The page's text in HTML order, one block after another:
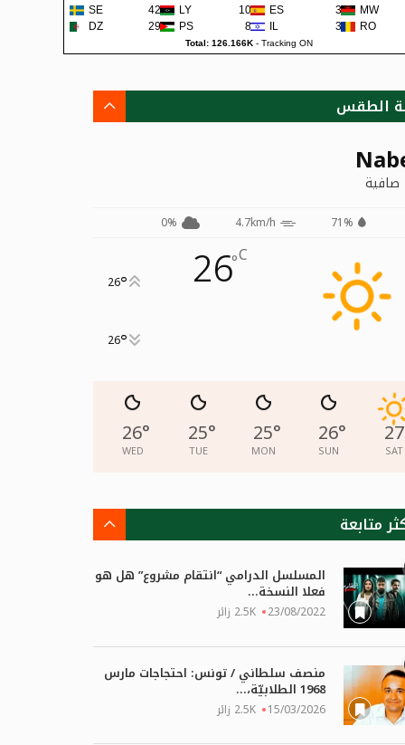
SE
422 LY 105 ES 38 MW
DZ
295 PS 80 IL 36 RO
Total: 126.166K- Tracking ON
الطقس
71%
4.7km/h
0%
26°C
26°
26°
27
SAT
26°
SUN
25°
MON
25°
TUE
26°
WED
متابعة
المسلسل الدرامي “انتقام مشروع” هل هو
فعلا النسخة...
23/08/2022 2.5K زائر
منصف سلطاني / تونس: احتجاجات مارس
1968 الطلابيّة،...
15/03/2026 2.5K زائر